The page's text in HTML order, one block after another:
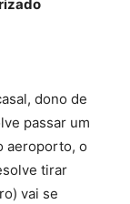
dono de
passar um
aeroporto, o
tirar
vai se